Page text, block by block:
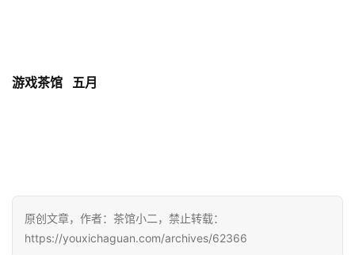
游戏茶馆 五月
原创文章，作者：茶馆小二，禁止转载：
https://youxichaguan.com/archives/62366